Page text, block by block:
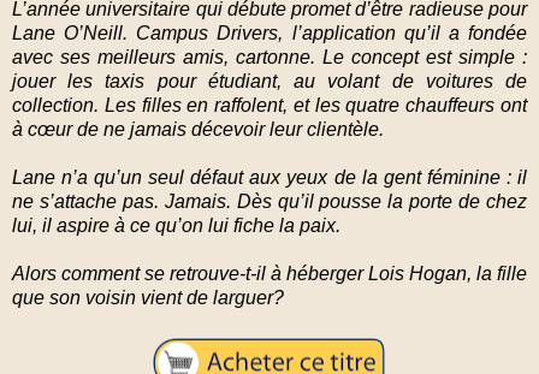
L’année universitaire qui débute promet d’être radieuse pour
Lane O’Neill. Campus Drivers, l’application qu’il a fondée
avec ses meilleurs amis, cartonne. Le concept est simple :
jouer les taxis pour étudiant, au volant de voitures de
collection. Les filles en raffolent, et les quatre chauffeurs ont
à cœur de ne jamais décevoir leur clientèle.
Lane n’a qu’un seul défaut aux yeux de la gent féminine : il
ne s’attache pas. Jamais. Dès qu’il pousse la porte de chez
lui, il aspire à ce qu’on lui fiche la paix.
Alors comment se retrouve-t-il à héberger Lois Hogan, la fille
que son voisin vient de larguer?